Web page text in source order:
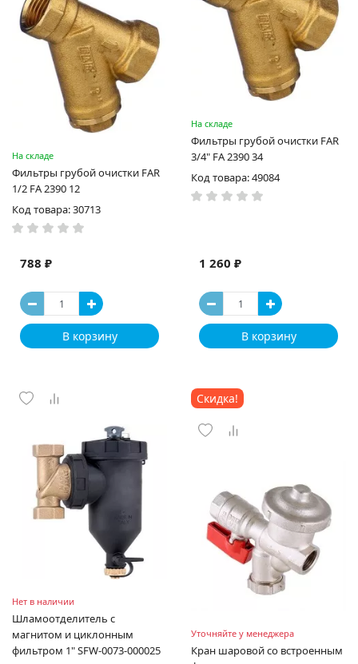
На складе
Фильтры грубой очистки FAR
1/2 FA 2390 12
Код товара: 30713
788 ₽
В корзину
На складе
Фильтры грубой очистки FAR
3/4" FA 2390 34
Код товара: 49084
1 260 ₽
В корзину
Нет в наличии
Шламоотделитель с
магнитом и циклонным
фильтром 1" SFW-0073-000025
Скидка!
Уточняйте у менеджера
Кран шаровой со встроенным